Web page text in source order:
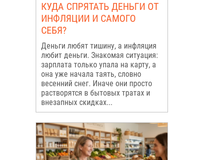
КУДА СПРЯТАТЬ ДЕНЬГИ ОТ
ИНФЛЯЦИИ И САМОГО
СЕБЯ?
Деньги любят тишину, а инфляция
любит деньги. Знакомая ситуация:
зарплата только упала на карту, а
она уже начала таять, словно
весенний снег. Иначе они просто
растворятся в бытовых тратах и
внезапных скидках...